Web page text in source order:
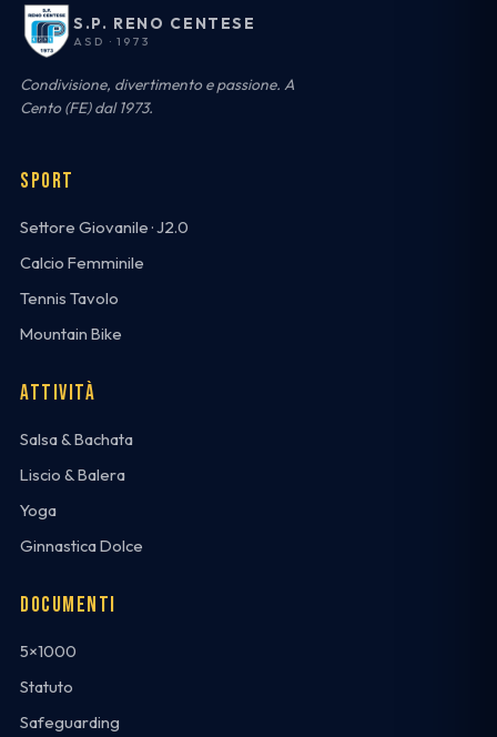
S.P. RENO CENTESE
ASD · 1973
Condivisione, divertimento e passione. A
Cento (FE) dal 1973.
SPORT
Settore Giovanile · J2.0
Calcio Femminile
Tennis Tavolo
Mountain Bike
ATTIVITÀ
Salsa & Bachata
Liscio & Balera
Yoga
Ginnastica Dolce
DOCUMENTI
5×1000
Statuto
Safeguarding